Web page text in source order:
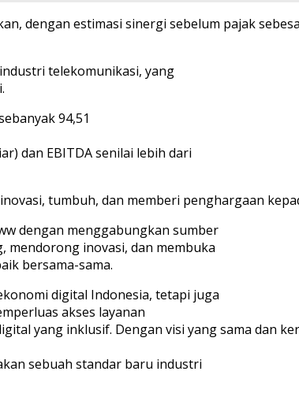
dengan estimasi sinergi sebelum pajak
telekomunikasi, yang
94,51
dan EBITDA senilai lebih dari
tumbuh, dan memberi penghargaan
dengan menggabungkan sumber
mendorong inovasi, dan membuka
bersama-sama.
digital Indonesia, tetapi juga
akses layanan
yang inklusif. Dengan visi yang sama dan
sebuah standar baru industri